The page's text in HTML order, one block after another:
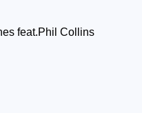
feat.Phil Collins